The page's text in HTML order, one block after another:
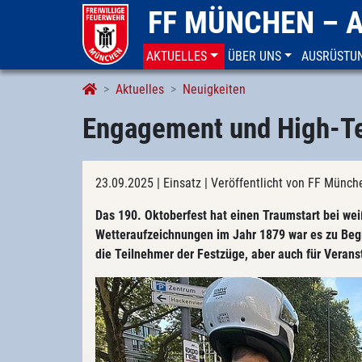
FF MÜNCHEN –
AKTUELLES ÜBER UNS
Aktuelles Neuigkeiten
Engagement und High-
23.09.2025 | Einsatz | Veröffentlicht von FF
Das 190. Oktoberfest hat einen Traumstart bei
Wetteraufzeichnungen im Jahr 1879 war es zu
die Teilnehmer der Festzüge, aber auch für